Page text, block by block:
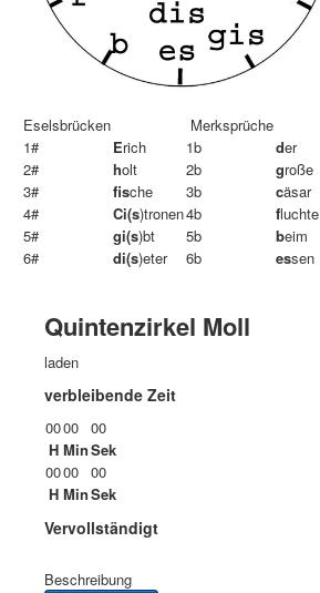
Eselsbrücken
Merksprüche
1#
Erich 1b der
2#
holt 2b große
3#
fische 3b cäsar
4#
Ci(s)tronen4b fluchte
5#
gi(s)bt 5b beim
6#
di(s)eter 6b essen